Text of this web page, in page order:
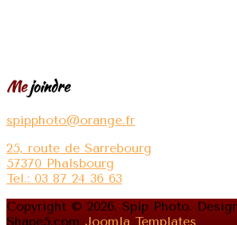
Mejoindre
spipphoto@orange.fr
25, route de Sarrebourg
57370 Phalsbourg
Tel.: 03 87 24 36 63
Copyright © 2026. Spip Photo.
Shape5.com Joomla Templates